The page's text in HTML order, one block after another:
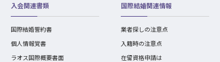
入会関連書類
国際結婚誓約書
個人情報覚書
ラオス国際概要書面
国際結婚関連情報
業者探しの注意点
入籍時の注意点
在留資格申請は